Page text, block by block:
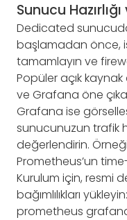
Sunucu
Dedicated
başlamadan önce,
tamamlayın ve
Popüler açık
ve Grafana öne
Grafana ise
sunucunuzun trafik
değerlendirin.
Prometheus’un
Kurulum için, resmi
bağımlılıkları
prometheus